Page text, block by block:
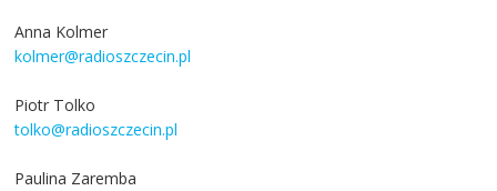
Anna Kolmer
kolmer@radioszczecin.pl
Piotr Tolko
tolko@radioszczecin.pl
Paulina Zaremba